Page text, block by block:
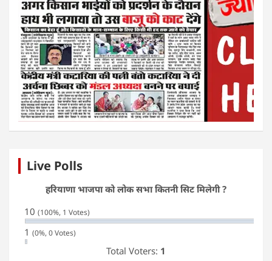
Live Polls
हरियाणा भाजपा को लोक सभा कितनी सिट मिलेगी ?
10 (100%, 1 Votes)
1 (0%, 0 Votes)
Total Voters: 1